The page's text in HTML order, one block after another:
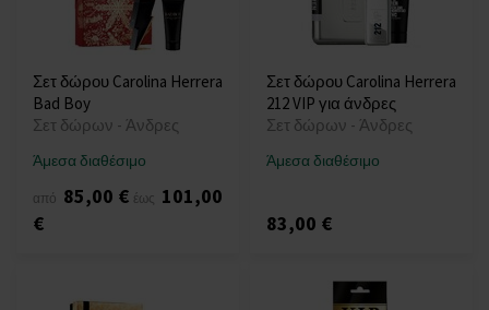
Σετ δώρου Carolina Herrera
Bad Boy
Σετ δώρων - Άνδρες
Άμεσα διαθέσιμο
από 85,00 € έως 101,00
€
Σετ δώρου Carolina Herrera
212 VIP για άνδρες
Σετ δώρων - Άνδρες
Άμεσα διαθέσιμο
83,00 €